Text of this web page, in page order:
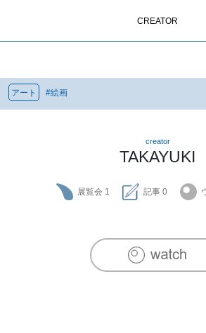
CREATOR
アート #絵画
creator
TAKAYUKI
展覧会 1 記事 0